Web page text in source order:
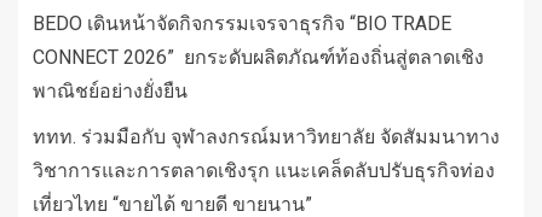
BEDO เดินหน้าจัดกิจกรรมเจรจาธุรกิจ “BIO TRADE
CONNECT 2026” ยกระดับผลิตภัณฑ์ท้องถิ่นสู่ตลาดเชิง
พาณิชย์อย่างยั่งยืน
ททท. ร่วมมือกับ จุฬาลงกรณ์มหาวิทยาลัย จัดสัมมนาทาง
วิชาการและการตลาดเชิงรุก แนะเคล็ดลับปรับธุรกิจท่อง
เที่ยวไทย “ขายได้ ขายดี ขายนาน”